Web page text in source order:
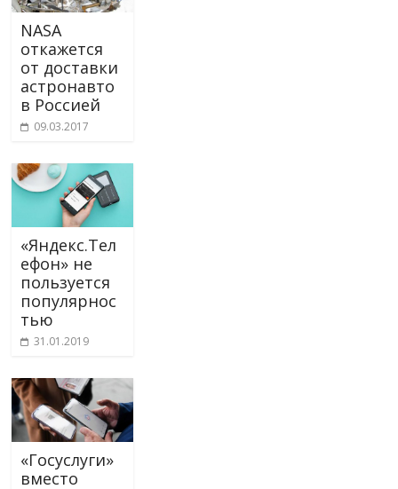
NASA
откажется
от доставки
астронавто
в Россией
09.03.2017
«Яндекс.Тел
ефон» не
пользуется
популярнос
тью
31.01.2019
«Госуслуги»
вместо